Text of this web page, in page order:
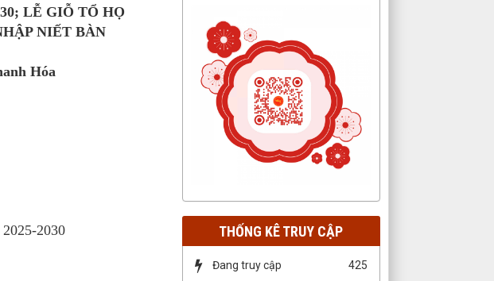
LỄ GIỖ TỔ HỌ
NIẾT BÀN
Hóa
2030
THỐNG KÊ TRUY CẬP
Đang truy cập 425